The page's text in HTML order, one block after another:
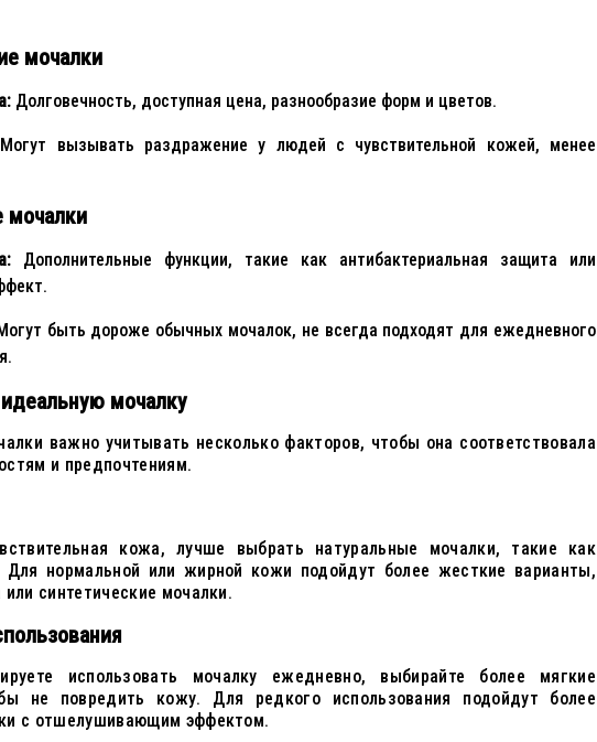
мочалки
Долговечность, доступная цена, разнообразие форм и цветов.
Могут вызывать раздражение у людей с чувствительной кожей, менее
мочалки
Дополнительные функции, такие как антибактериальная защита или
быть дороже обычных мочалок, не всегда подходят для ежедневного
мочалку
важно учитывать несколько факторов, чтобы она соответствовала
и предпочтениям.
кожа, лучше выбрать натуральные мочалки, такие как
Для нормальной или жирной кожи подойдут более жесткие варианты,
синтетические мочалки.
использовать мочалку ежедневно, выбирайте более мягкие
не повредить кожу. Для редкого использования подойдут более
с отшелушивающим эффектом.